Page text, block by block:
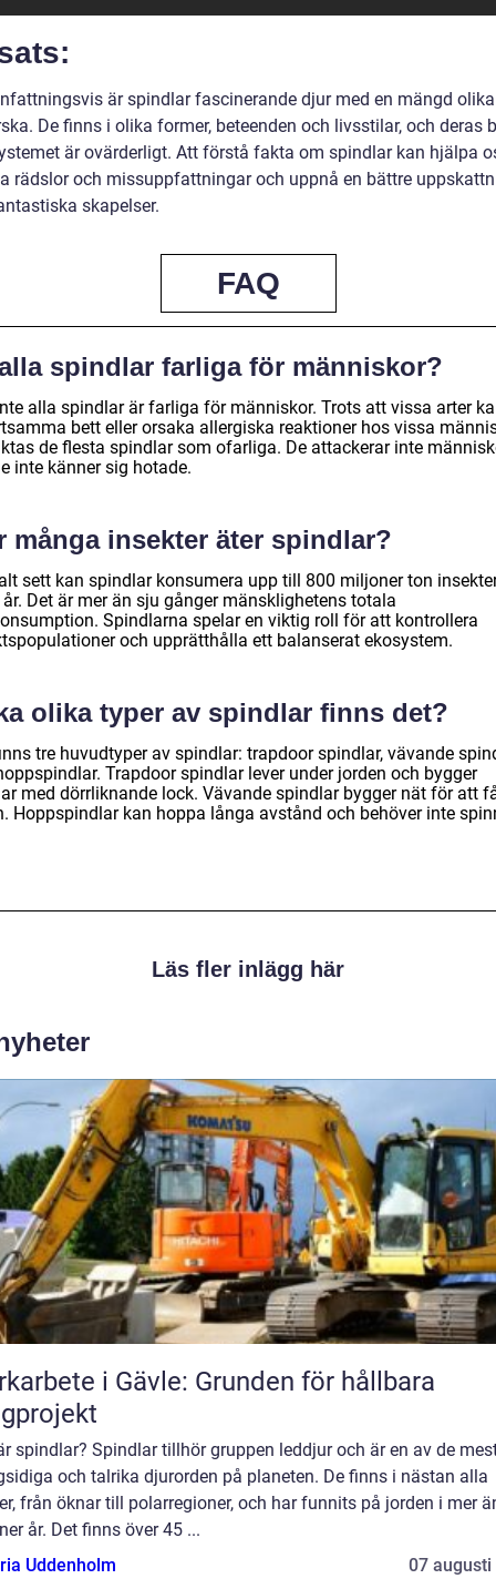
är spindlar fascinerande djur med en mängd
De finns i olika former, beteenden och livsstilar, och deras
är ovärderligt. Att förstå fakta om spindlar kan hjälpa
rädslor och missuppfattningar och uppnå en bättre
skapelser.
FAQ
spindlar farliga för människor?
alla spindlar är farliga för människor. Trots att vissa arter
bett eller orsaka allergiska reaktioner hos vissa
de flesta spindlar som ofarliga. De attackerar inte
inte känner sig hotade.
många insekter äter spindlar?
sett kan spindlar konsumera upp till 800 miljoner ton
Det är mer än sju gånger mänsklighetens totala
Spindlarna spelar en viktig roll för att kontrollera
och upprätthålla ett balanserat ekosystem.
olika typer av spindlar finns det?
tre huvudtyper av spindlar: trapdoor spindlar, vävande
Trapdoor spindlar lever under jorden och bygger
med dörrliknande lock. Vävande spindlar bygger nät för att
Hoppspindlar kan hoppa långa avstånd och behöver inte
Läs fler inlägg här
i Gävle: Grunden för hållbara
spindlar? Spindlar tillhör gruppen leddjur och är en av de
och talrika djurorden på planeten. De finns i nästan alla
från öknar till polarregioner, och har funnits på jorden i mer
år. Det finns över 45 ...
Uddenholm
07 augusti